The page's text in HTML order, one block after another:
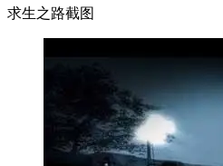
求生之路截图